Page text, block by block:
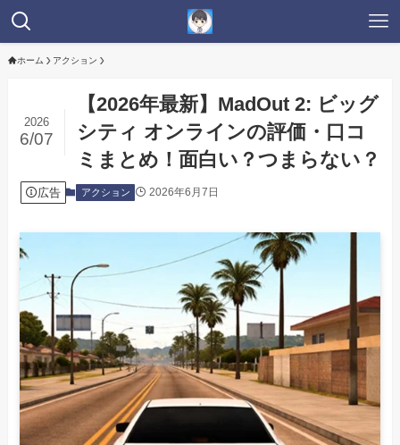
ホーム アクション
【2026年最新】MadOut 2: ビッグ
シティ オンラインの評価・口コ
ミまとめ！面白い？つまらない？
2026
6/07
広告 アクション 2026年6月7日